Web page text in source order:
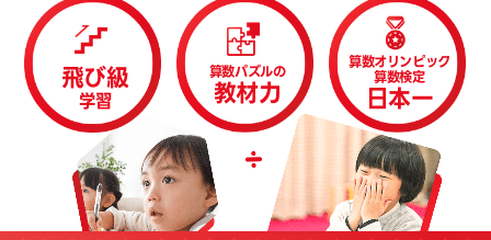
飛び級
学習
算数パズルの
教材力
算数オリンピック
算数検定
日本一